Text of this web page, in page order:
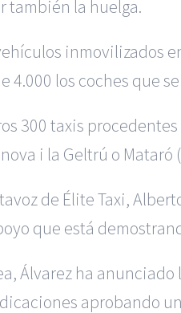
también la huelga.
inmovilizados
4.000 los coches que
300 taxis
i la Geltrú o Mataró
de Élite Taxi,
que está
Álvarez ha
aprobando